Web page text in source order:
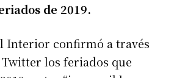
de 2019.
Interior confirmó a través
los feriados que